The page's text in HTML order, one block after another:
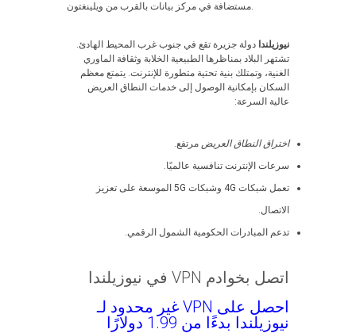
مستضافة في مركز بيانات بالقرب من ويلينغتون.
نيوزيلندا دولة جزيرة تقع في جنوب غرب المحيط الهادئ.
تشتهر البلاد بمناظرها الطبيعية الخلابة وثقافة الماوري
الغنية، وتمتلك بنية تحتية متطورة للإنترنت. يتمتع معظم
السكان بإمكانية الوصول إلى خدمات النطاق العريض
عالية السرعة:
اختراق النطاق العريض مرتفع.
سرعات الإنترنت تنافسية عالميًا.
تعمل شبكات 4G وشبكات 5G الموسعة على تعزيز
الاتصال.
تدعم المبادرات الحكومية الشمول الرقمي.
اتصل بخوادم VPN في نيوزيلندا
احصل على VPN غير محدود لـ
نيوزيلندا بدءًا من 1.99 دولارًا